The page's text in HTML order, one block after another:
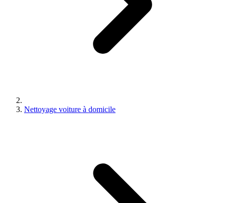
Nettoyage voiture à domicile